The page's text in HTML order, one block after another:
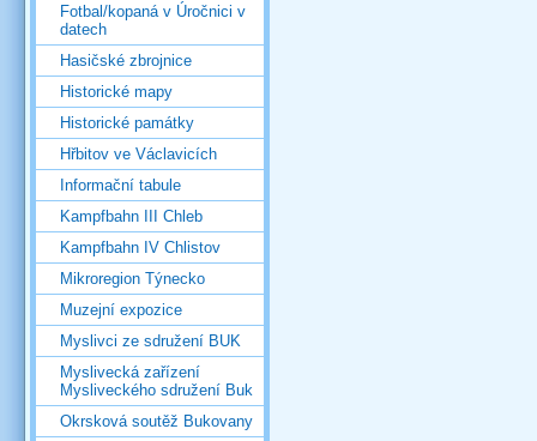
Fotbal/kopaná v Úročnici v
datech
Hasičské zbrojnice
Historické mapy
Historické památky
Hřbitov ve Václavicích
Informační tabule
Kampfbahn III Chleb
Kampfbahn IV Chlistov
Mikroregion Týnecko
Muzejní expozice
Myslivci ze sdružení BUK
Myslivecká zařízení
Mysliveckého sdružení Buk
Okrsková soutěž Bukovany